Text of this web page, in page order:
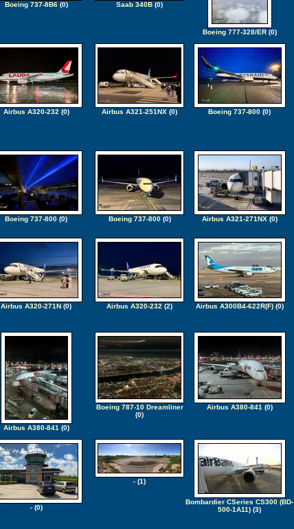
Boeing 737-8B6(0) Saab 340B (0)
Boeing 777-328/ER(0)
Airbus A320-232 (0) Airbus A321-251NX (0) Boeing 737-800 (0)
Boeing 737-800 (0) Boeing 737-800(0) Airbus A321-271NX(0)
Airbus A320-271N (0) Airbus A320-232 (2) Airbus A300B4-622R(F)(0)
Airbus A380-841 (0)
Boeing 787-10 Dreamliner
(0)
Airbus A380-841 (0)
-(0)
- (1)
Bombardier CSeries CS300 (BD-
500-1A11) (3)